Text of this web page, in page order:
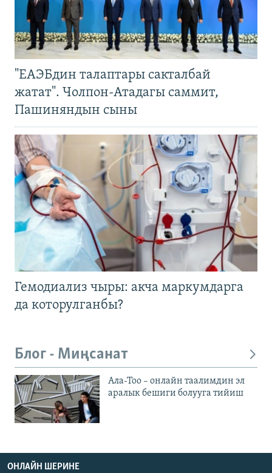
"ЕАЭБдин талаптары сакталбай
жатат". Чолпон-Атадагы саммит,
Пашиняндын сыны
Гемодиализ чыры: акча маркумдарга
да которулганбы?
Блог - Миңсанат
Ала-Тоо – онлайн таалимдин эл
аралык бешиги болууга тийиш
ОНЛАЙН ШЕРИНЕ